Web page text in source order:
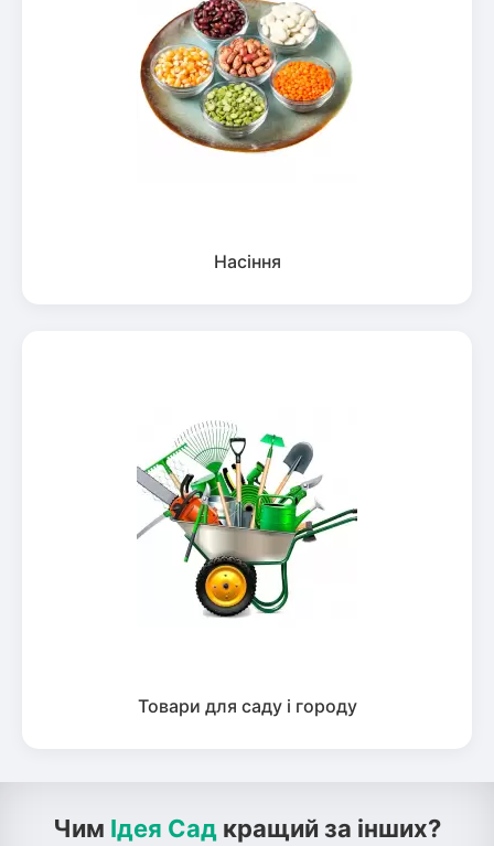
Насіння
Товари для саду і городу
Чим Ідея Сад кращий за інших?